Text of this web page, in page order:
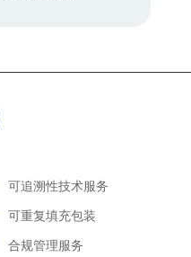
可追溯性技术服务
可重复填充包装
合规管理服务